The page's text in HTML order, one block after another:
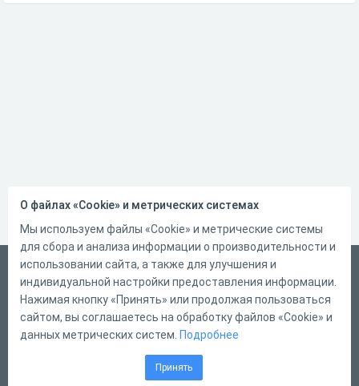
Русский
Справка
Форма обратной связи
О файлах «Cookie» и метрических системах
Мы используем файлы «Cookie» и метрические системы
для сбора и анализа информации о производительности и
использовании сайта, а также для улучшения и
индивидуальной настройки предоставления информации.
Нажимая кнопку «Принять» или продолжая пользоваться
сайтом, вы соглашаетесь на обработку файлов «Cookie» и
данных метрических систем. Подробнее
Принять